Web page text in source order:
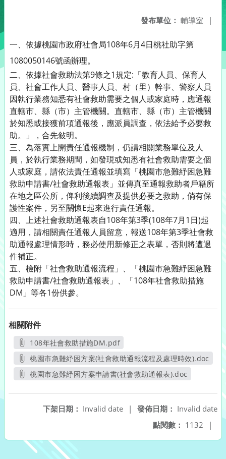
發布單位： 輔導室 |
一、依據桃園市政府社會局108年6月4日桃社助字第
1080050146號函辦理。
二、依據社會救助法第9條之1規定:「教育人員、保育人
員、社會工作人員、醫事人員、村（里）幹事、警察人員
因執行業務知悉有社會救助需要之個人或家庭時，應通報
直轄市、縣（市）主管機關。直轄市、縣（市）主管機關
於知悉或接獲前項通報後，應派員調查，依法給予必要救
助。」，合先敍明。
三、為落實上開責任通報機制，仍請相關業務單位及人
員，於執行業務期間，如發現或知悉有社會救助需要之個
人或家庭，請依法責任通報並填寫「桃園市急難紓困急難
救助申請書/社會救助通報表」並傳真至通報救助者戶籍所
在地之區公所，俾利後續調查及提供必要之救助，倘有保
護性案件，另至關懷E起來進行責任通報。
四、上述社會救助通報表自108年第3季(108年7月1日)起
適用，請相關責任通報人員留意，報送108年第3季社會救
助通報處理情形時，務必使用新修正之表單，否則將遭退
件補正。
五、檢附「社會救助通報流程」、「桃園市急難紓困急難
救助申請書/社會救助通報表」、「108年社會救助措施
DM」等各1份供參。
相關附件
108年社會救助措施DM.pdf
另開新視窗
桃園市急難紓困方案(社會救助通報流程及處理時效).doc
另開新視窗
桃園市急難紓困方案申請書(社會救助通報表).doc
發佈日期： Invalid date
下架日期： Invalid date
|
點閱數： 1132 |